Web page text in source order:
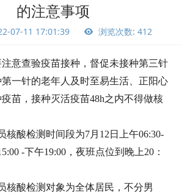
的注意事项
07-11 17:01:39 浏览次数: 412
注意查验疫苗接种，督促未接种第三针
一针的老年人及时至易生活、正阳心
苗，接种灭活疫苗48h之内不得做核
核酸检测时间段为7月12日上午06:30-
-下午19:00，夜班点位到晚上20：
核酸检测对象为全体居民，不分男